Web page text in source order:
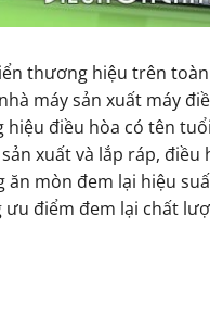
thương hiệu trên
máy sản xuất máy
điều hòa có tên
xuất và lắp ráp, điều
mòn đem lại hiệu
điểm đem lại chất